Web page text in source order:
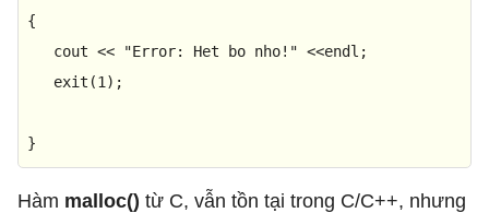
{
   cout <<
"Error: Het bo nho!" <<endl;
exit (1 );
}
Hàm malloc() từ C, vẫn tồn tại trong C/C++, nhưng